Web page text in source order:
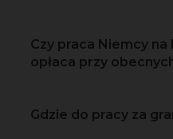
Czy praca Niemcy
opłaca przy
Gdzie do pracy za